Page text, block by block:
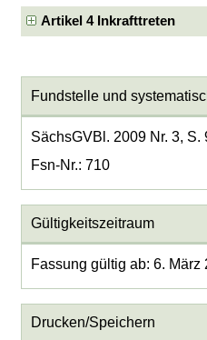
Artikel 4 Inkrafttreten
Fundstelle und
SächsGVBl. 2009 Nr. 3, S.
Fsn-Nr.: 710
Gültigkeitszeitraum
Fassung gültig ab: 6. März
Drucken/Speichern